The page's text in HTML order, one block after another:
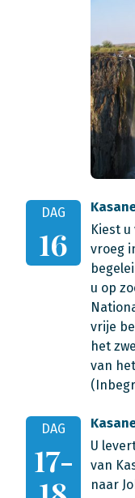
DAG
16
Kiest
vroeg
u op
vrije
het
van
DAG
17-
U
van
naar